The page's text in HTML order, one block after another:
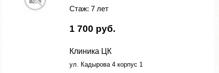
Стаж: 7 лет
1 700 руб.
Клиника ЦК
ул. Кадырова 4 корпус 1